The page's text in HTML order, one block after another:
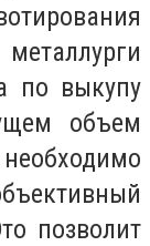
по выкупу
объем
позволит